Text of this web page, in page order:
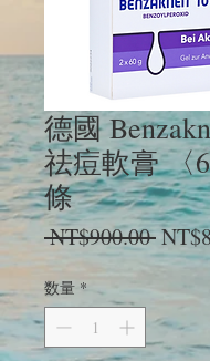
德國
祛痘軟膏 〈
條
NT$900.00 通
常
格
数量 *